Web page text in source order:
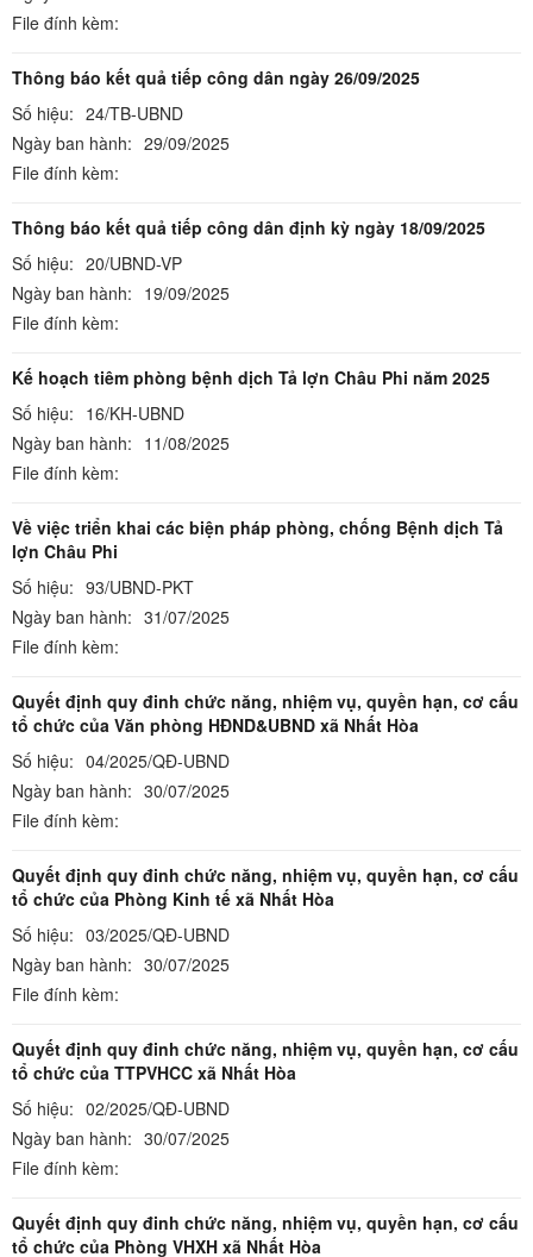
File đính kèm:
Thông báo kết quả tiếp công dân ngày 26/09/2025
Số hiệu: 24/TB-UBND
Ngày ban hành: 29/09/2025
File đính kèm:
Thông báo kết quả tiếp công dân định kỳ ngày 18/09/2025
Số hiệu: 20/UBND-VP
Ngày ban hành: 19/09/2025
File đính kèm:
Kế hoạch tiêm phòng bệnh dịch Tả lợn Châu Phi năm 2025
Số hiệu: 16/KH-UBND
Ngày ban hành: 11/08/2025
File đính kèm:
Về việc triển khai các biện pháp phòng, chống Bệnh dịch Tả
lợn Châu Phi
Số hiệu: 93/UBND-PKT
Ngày ban hành: 31/07/2025
File đính kèm:
Quyết định quy đinh chức năng, nhiệm vụ, quyền hạn, cơ cấu
tổ chức của Văn phòng HĐND&UBND xã Nhất Hòa
Số hiệu: 04/2025/QĐ-UBND
Ngày ban hành: 30/07/2025
File đính kèm:
Quyết định quy đinh chức năng, nhiệm vụ, quyền hạn, cơ cấu
tổ chức của Phòng Kinh tế xã Nhất Hòa
Số hiệu: 03/2025/QĐ-UBND
Ngày ban hành: 30/07/2025
File đính kèm:
Quyết định quy đinh chức năng, nhiệm vụ, quyền hạn, cơ cấu
tổ chức của TTPVHCC xã Nhất Hòa
Số hiệu: 02/2025/QĐ-UBND
Ngày ban hành: 30/07/2025
File đính kèm:
Quyết định quy đinh chức năng, nhiệm vụ, quyền hạn, cơ cấu
tổ chức của Phòng VHXH xã Nhất Hòa